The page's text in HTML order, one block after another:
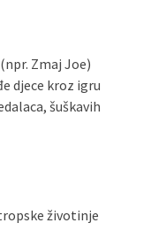
Zmaj Joe)
djece kroz igru
šuškavih
životinje